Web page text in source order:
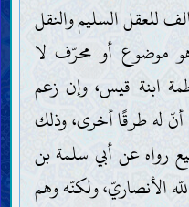
للعقل السليم والنقل
موضوع أو محرّف لا
ابنة قيس، وإن زعم
له طرقًا أخرى، وذلك
رواه عن أبي سلمة بن
الأنصاريّ، ولكنّه وهم